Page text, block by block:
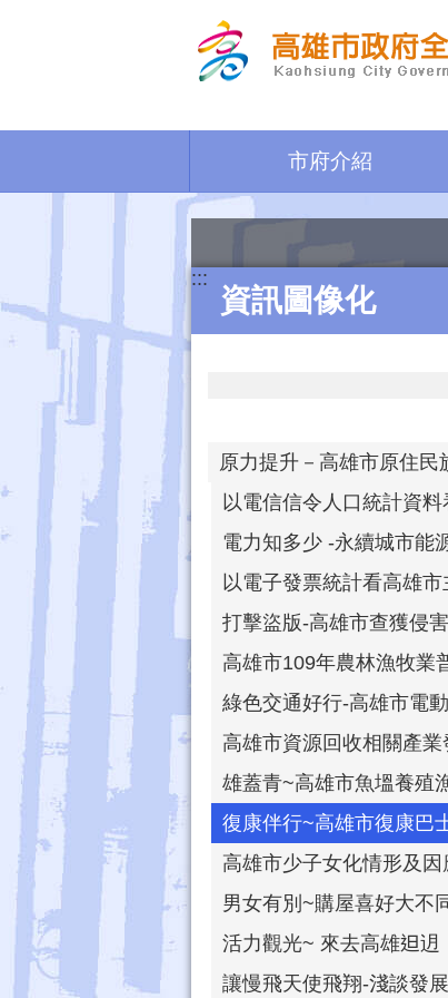
市府介紹
:::
資訊圖像化
原力提升－高雄市原住
以電信信令人口統計資
電力知多少 -永續城市能
以電子發票統計看高雄
打擊盜版-高雄市查獲侵
高雄市109年農林漁牧業
綠色交通好行-高雄市電
高雄市資源回收相關產業
雄蓋青~高雄市魚塭養殖
復康伴行~高雄市復康巴
高雄市少子女化情形及因
男女有別~購屋喜好大不
活力觀光~ 來去高雄𨑨迌
讓慢飛天使飛翔-淺談發